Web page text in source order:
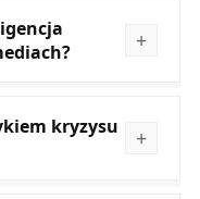
kryzysu